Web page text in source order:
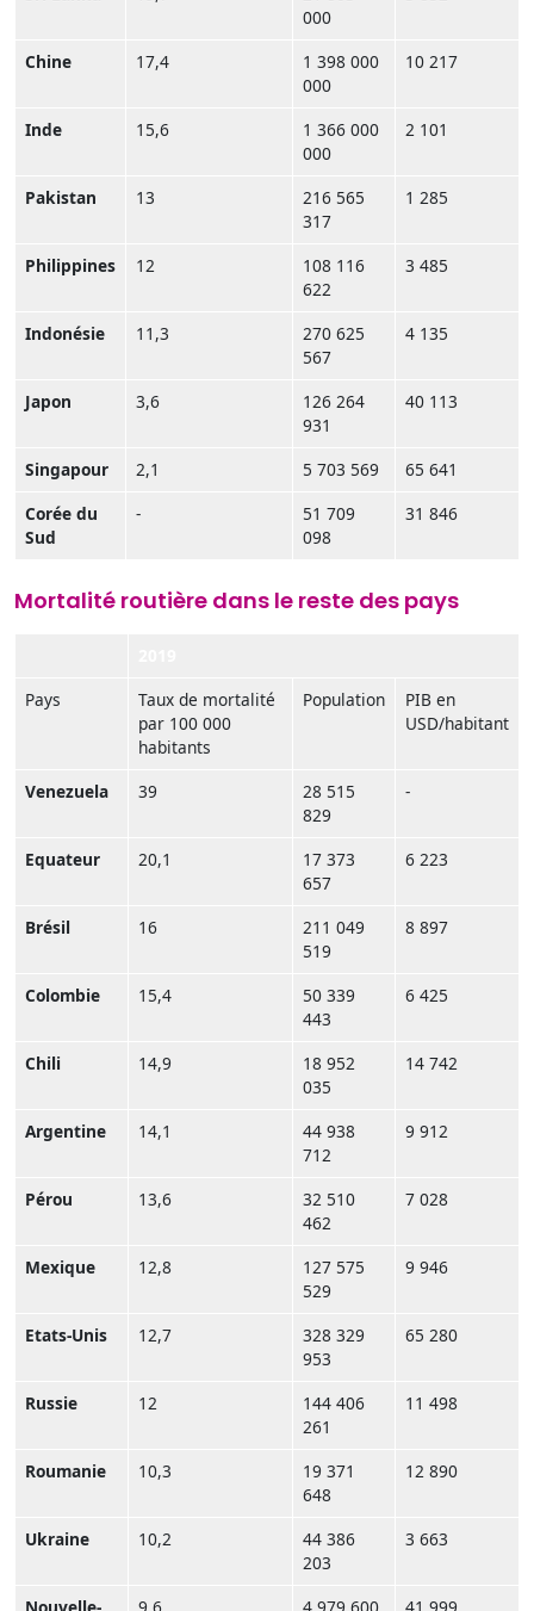
000
Chine 17,4
1 398 000
000
10 217
Inde 15,6
1 366 000
000
2 101
Pakistan 13
216 565
317
1 285
Philippines 12
108 116
622
3 485
Indonésie 11,3
270 625
567
4 135
Japon 3,6
126 264
931
40 113
Singapour 2,1 5 703 569
65 641
Corée du
Sud
-
51 709
098
31 846
Mortalité routière dans le reste des pays
Pays
Taux de mortalité
par 100 000
habitants
Population
PIB en
USD/habitant
Venezuela 39
28 515
829
-
Equateur 20,1
17 373
657
6 223
Brésil 16
211 049
519
8 897
Colombie 15,4
50 339
443
6 425
Chili 14,9
18 952
035
14 742
Argentine 14,1
44 938
712
9 912
Pérou 13,6
32 510
462
7 028
Mexique 12,8
127 575
529
9 946
Etats-Unis 12,7
328 329
953
65 280
Russie 12
144 406
261
11 498
Roumanie 10,3
19 371
648
12 890
Ukraine 10,2
44 386
203
3 663
Nouvelle- 9,6 4 979 600 41 999